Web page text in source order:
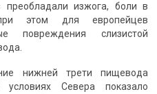
изжога, боли в
этом для европейцев
повреждения слизистой
нижней трети пищевода
Севера показало